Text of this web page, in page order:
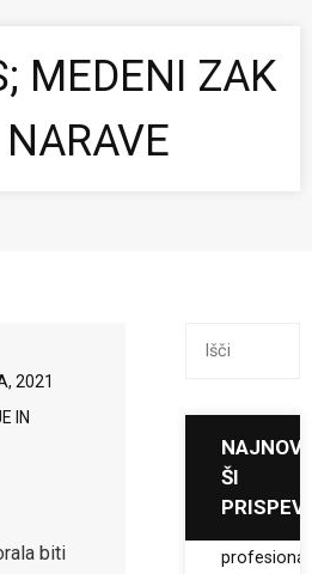
MEDENI ZAK
2021
IN
biti
ŠI